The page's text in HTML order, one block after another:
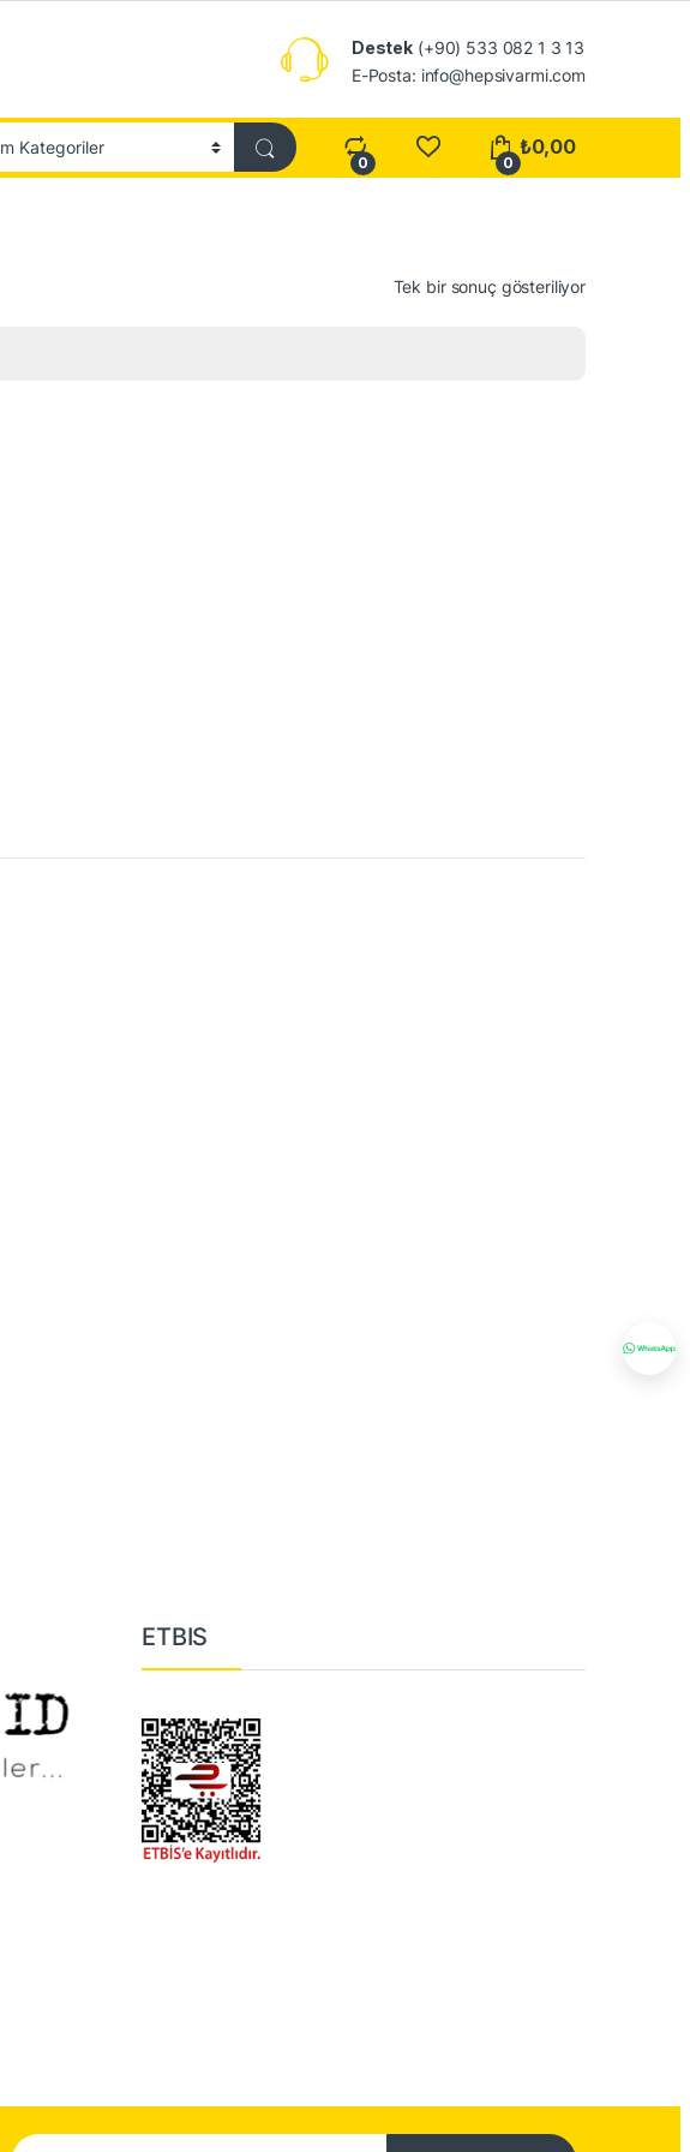
Destek (+90) 533 082 1 3 13
E-Posta: info@hepsivarmi.com
0 0
₺0,00
Tek bir sonuç gösteriliyor
ETBIS